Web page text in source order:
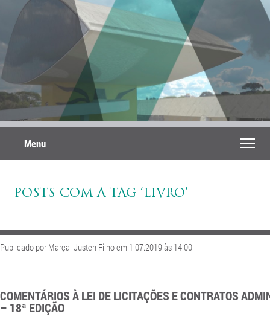
Menu
POSTS COM A TAG ‘LIVRO’
Publicado por Marçal Justen Filho em 1.07.2019 às 14:00
COMENTÁRIOS À LEI DE LICITAÇÕES E CONTRATOS
– 18ª EDIÇÃO